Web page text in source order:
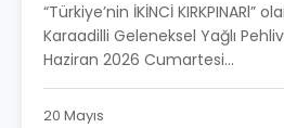
“Türkiye’nin İKİNCİ KIRKPINARl”
Karaadilli Geleneksel Yağlı
Haziran 2026 Cumartesi...
20 Mayıs